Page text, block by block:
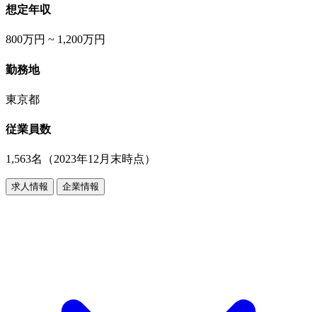
想定年収
800万円 ~ 1,200万円
勤務地
東京都
従業員数
1,563名（2023年12月末時点）
求人情報 企業情報